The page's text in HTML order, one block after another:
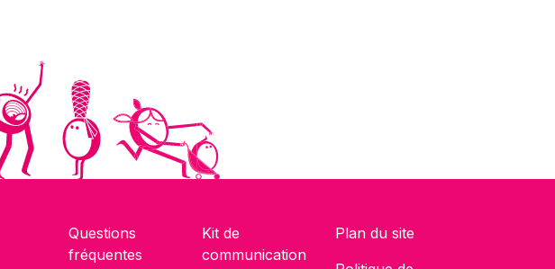
Questions
fréquentes
Kit de
communication
Plan du site